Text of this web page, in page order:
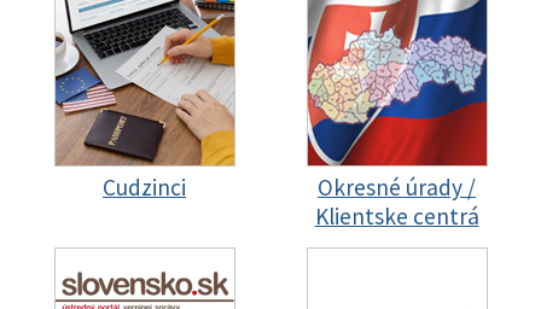
Cudzinci
Okresné úrady /
Klientske centrá